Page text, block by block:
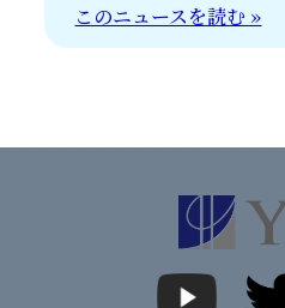
このニュースを読む »